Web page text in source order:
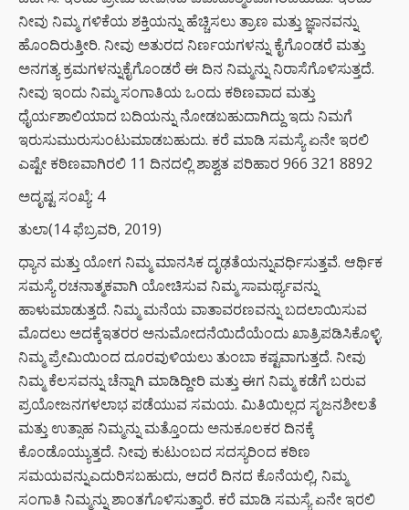
ನೀವು ನಿಮ್ಮ ಗಳಿಕೆಯ ಶಕ್ತಿಯನ್ನು ಹೆಚ್ಚಿಸಲು ತ್ರಾಣ ಮತ್ತು ಜ್ಞಾನವನ್ನು
ಹೊಂದಿರುತ್ತೀರಿ. ನೀವು ಅತುರದ ನಿರ್ಣಯಗಳನ್ನು ಕೈಗೊಂಡರೆ ಮತ್ತು
ಅನಗತ್ಯ ಕ್ರಮಗಳನ್ನುಕೈಗೊಂಡರೆ ಈ ದಿನ ನಿಮ್ಮನ್ನು ನಿರಾಸೆಗೊಳಿಸುತ್ತದೆ.
ನೀವು ಇಂದು ನಿಮ್ಮ ಸಂಗಾತಿಯ ಒಂದು ಕಠಿಣವಾದ ಮತ್ತು
ಧೈರ್ಯಶಾಲಿಯಾದ ಬದಿಯನ್ನು ನೋಡಬಹುದಾಗಿದ್ದು ಇದು ನಿಮಗೆ
ಇರುಸುಮುರುಸುಂಟುಮಾಡಬಹುದು. ಕರೆ ಮಾಡಿ ಸಮಸ್ಯೆ ಏನೇ ಇರಲಿ
ಎಷ್ಟೇ ಕಠಿಣವಾಗಿರಲಿ 11 ದಿನದಲ್ಲಿ ಶಾಶ್ವತ ಪರಿಹಾರ 966 321 8892
ಅದೃಷ್ಟ ಸಂಖ್ಯೆ: 4
ತುಲಾ(14 ಫೆಬ್ರವರಿ, 2019)
ಧ್ಯಾನ ಮತ್ತು ಯೋಗ ನಿಮ್ಮ ಮಾನಸಿಕ ದೃಢತೆಯನ್ನುವರ್ಧಿಸುತ್ತವೆ. ಆರ್ಥಿಕ
ಸಮಸ್ಯೆ ರಚನಾತ್ಮಕವಾಗಿ ಯೋಚಿಸುವ ನಿಮ್ಮ ಸಾಮರ್ಥ್ಯವನ್ನು
ಹಾಳುಮಾಡುತ್ತದೆ. ನಿಮ್ಮ ಮನೆಯ ವಾತಾವರಣವನ್ನು ಬದಲಾಯಿಸುವ
ಮೊದಲು ಅದಕ್ಕೆಇತರರ ಅನುಮೋದನೆಯಿದೆಯೆಂದು ಖಾತ್ರಿಪಡಿಸಿಕೊಳ್ಳಿ.
ನಿಮ್ಮ ಪ್ರೇಮಿಯಿಂದ ದೂರವುಳಿಯಲು ತುಂಬಾ ಕಷ್ಟವಾಗುತ್ತದೆ. ನೀವು
ನಿಮ್ಮ ಕೆಲಸವನ್ನು ಚೆನ್ನಾಗಿ ಮಾಡಿದ್ದೀರಿ ಮತ್ತು ಈಗ ನಿಮ್ಮ ಕಡೆಗೆ ಬರುವ
ಪ್ರಯೋಜನಗಳಲಾಭ ಪಡೆಯುವ ಸಮಯ. ಮಿತಿಯಿಲ್ಲದ ಸೃಜನಶೀಲತೆ
ಮತ್ತು ಉತ್ಸಾಹ ನಿಮ್ಮನ್ನು ಮತ್ತೊಂದು ಅನುಕೂಲಕರ ದಿನಕ್ಕೆ
ಕೊಂಡೊಯ್ಯುತ್ತದೆ. ನೀವು ಕುಟುಂಬದ ಸದಸ್ಯರಿಂದ ಕಠಿಣ
ಸಮಯವನ್ನುಎದುರಿಸಬಹುದು, ಆದರೆ ದಿನದ ಕೊನೆಯಲ್ಲಿ, ನಿಮ್ಮ
ಸಂಗಾತಿ ನಿಮ್ಮನ್ನು ಶಾಂತಗೊಳಿಸುತ್ತಾರೆ. ಕರೆ ಮಾಡಿ ಸಮಸ್ಯೆ ಏನೇ ಇರಲಿ